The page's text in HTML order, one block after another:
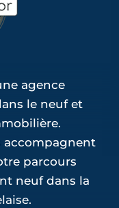
agence
le neuf et
accompagnent
parcours
neuf dans la